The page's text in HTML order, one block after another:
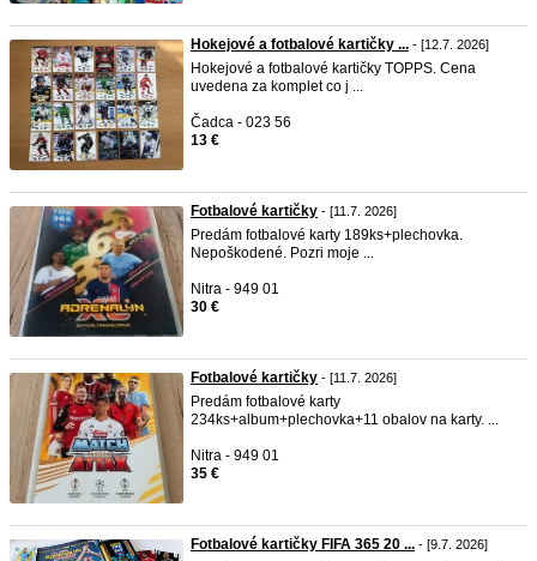
Hokejové a fotbalové kartičky ... - [12.7. 2026]
Hokejové a fotbalové kartičky TOPPS. Cena
uvedena za komplet co j ...
Čadca - 023 56
13 €
Fotbalové kartičky - [11.7. 2026]
Predám fotbalové karty 189ks+plechovka.
Nepoškodené. Pozri moje ...
Nitra - 949 01
30 €
Fotbalové kartičky - [11.7. 2026]
Predám fotbalové karty
234ks+album+plechovka+11 obalov na karty. ...
Nitra - 949 01
35 €
Fotbalové kartičky FIFA 365 20 ... - [9.7. 2026]